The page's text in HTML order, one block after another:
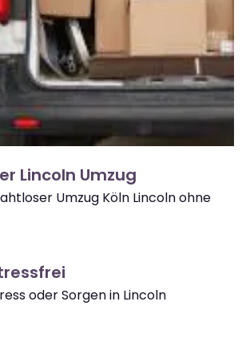
Lincoln Umzug
Umzug Köln Lincoln ohne
oder Sorgen in Lincoln